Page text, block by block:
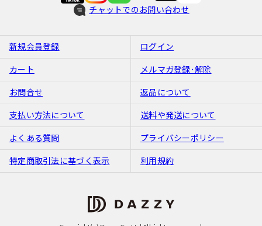
チャットでのお問い合わせ
新規会員登録 ログイン
カート メルマガ登録･解除
お問合せ 返品について
支払い方法について 送料や発送について
よくある質問 プライバシーポリシー
特定商取引法に基づく表示 利用規約